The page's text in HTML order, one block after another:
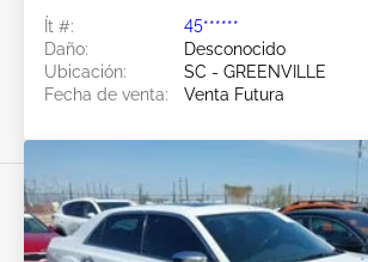
Ít #:
45******
Daño:
Desconocido
Ubicación:
SC - GREENVILLE
Fecha de venta:
Venta Futura